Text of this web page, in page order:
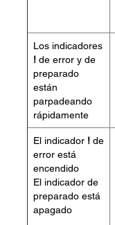
Los indicadores
! de error y de
preparado
están
parpadeando
rápidamente
El indicador ! de
error está
encendido
El indicador de
preparado está
apagado